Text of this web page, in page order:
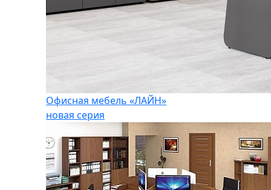
Офисная мебель «ЛАЙН»
новая серия